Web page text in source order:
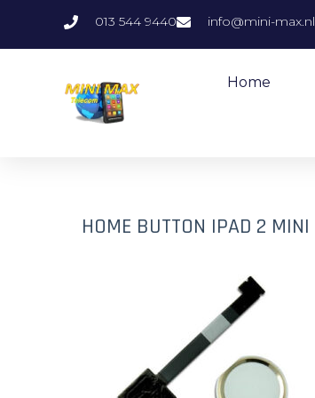
013 544 9440 info@mini-max.nl
Home
HOME BUTTON IPAD 2 MINI